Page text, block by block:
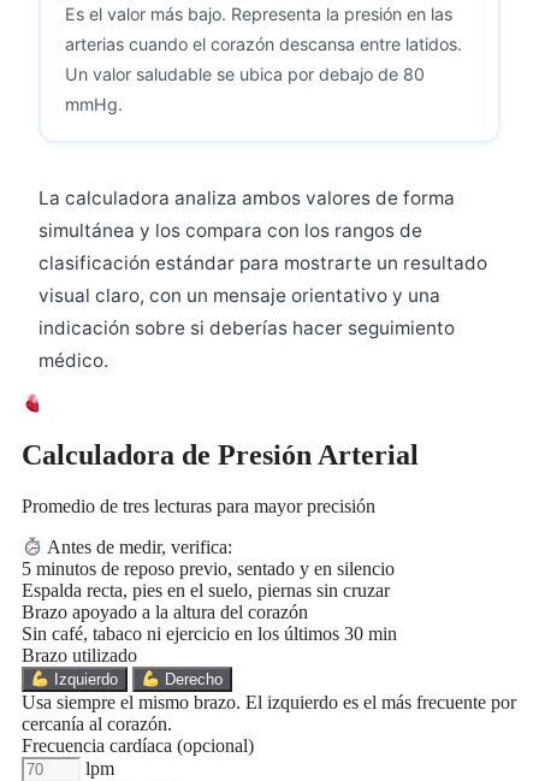
Es el valor más bajo. Representa la presión en las
arterias cuando el corazón descansa entre latidos.
Un valor saludable se ubica por debajo de 80
mmHg.
La calculadora analiza ambos valores de forma
simultánea y los compara con los rangos de
clasificación estándar para mostrarte un resultado
visual claro, con un mensaje orientativo y una
indicación sobre si deberías hacer seguimiento
médico.
Calculadora de Presión Arterial
Promedio de tres lecturas para mayor precisión
Antes de medir, verifica:
5 minutos de reposo previo, sentado y en silencio
Espalda recta, pies en el suelo, piernas sin cruzar
Brazo apoyado a la altura del corazón
Sin café, tabaco ni ejercicio en los últimos 30 min
Brazo utilizado
Izquierdo Derecho
Usa siempre el mismo brazo. El izquierdo es el más frecuente por
cercanía al corazón.
Frecuencia cardíaca (opcional)
lpm